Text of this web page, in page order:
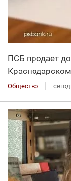
ПСБ продает
Общество